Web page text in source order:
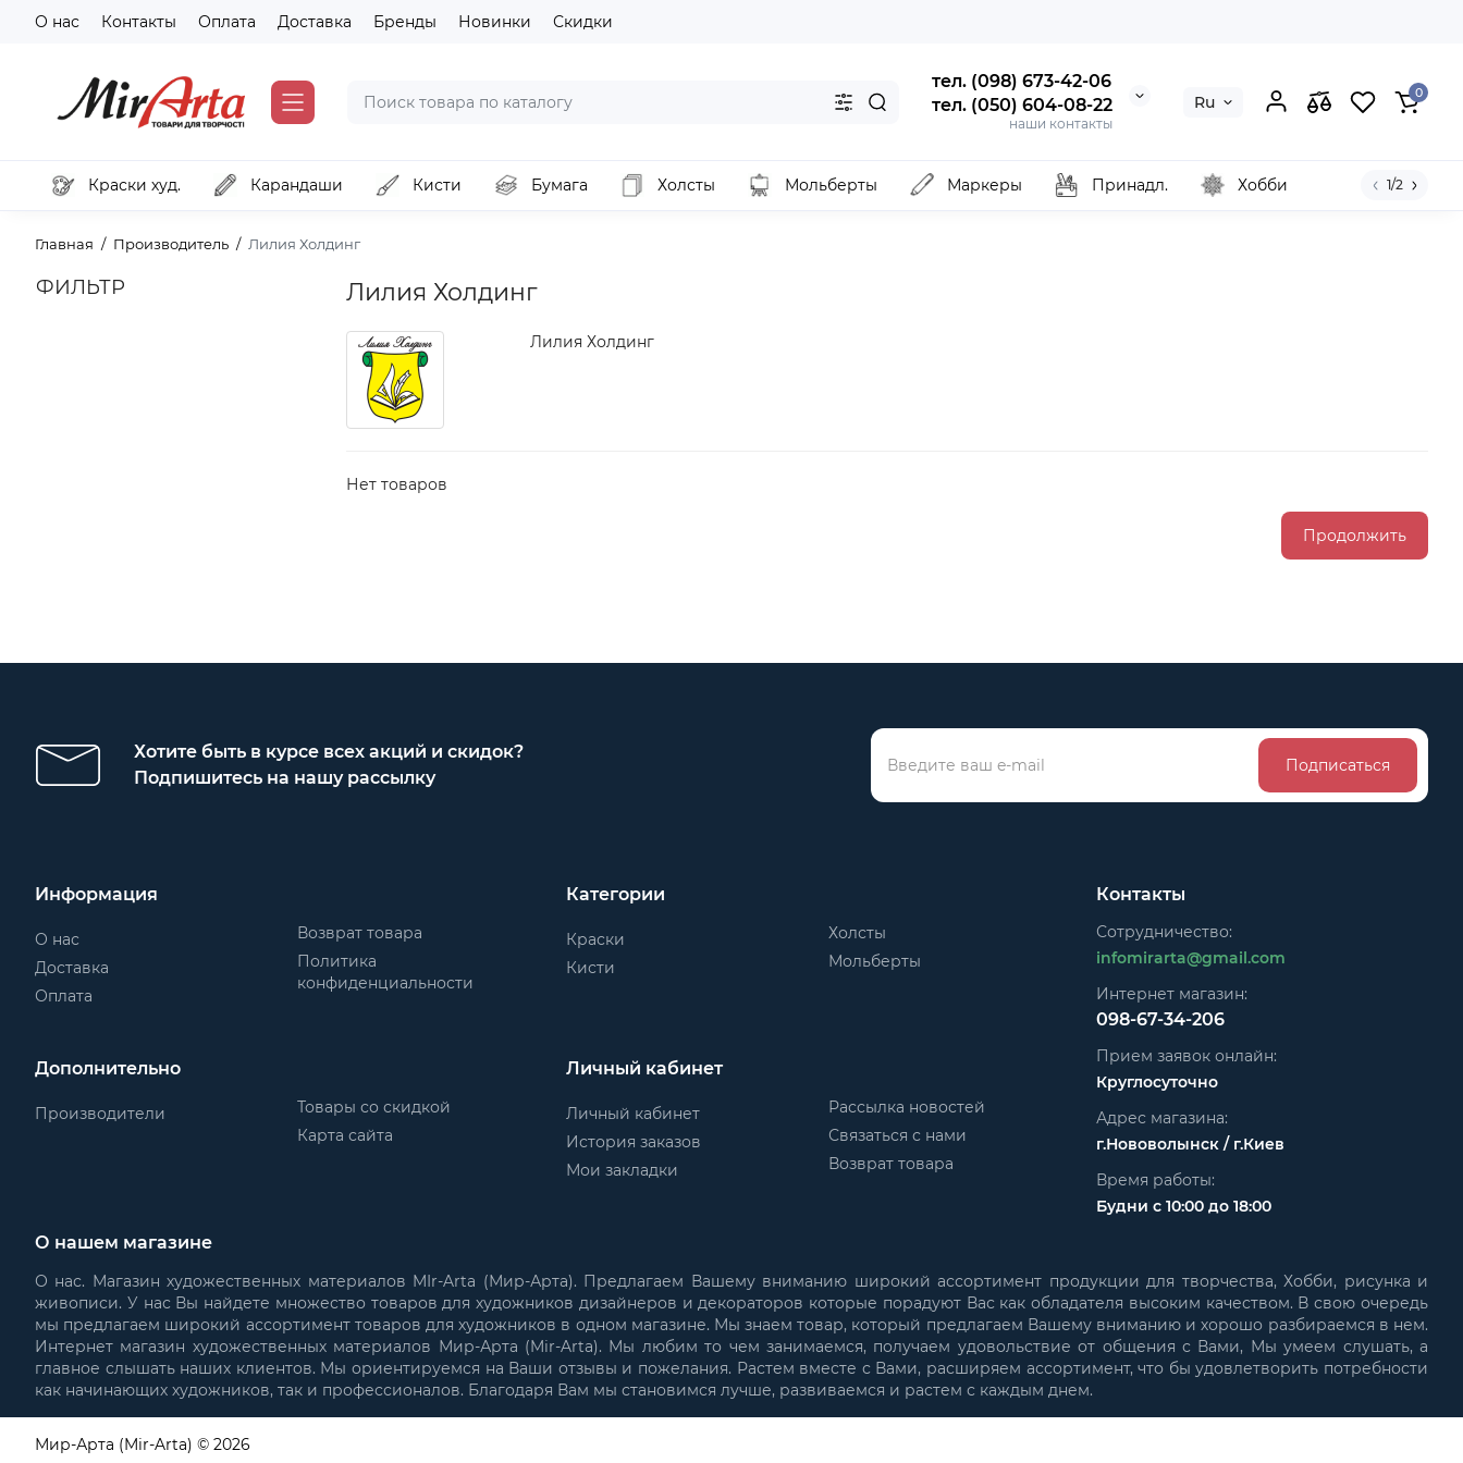
О нас Контакты Оплата Доставка Бренды Новинки Скидки
тел. (098) 673-42-06
тел. (050) 604-08-22
наши контакты
Ru 0
Краски худ. Карандаши Кисти Бумага Холсты Мольберты Маркеры Принадл. Хобби 1/2
Главная Производитель Лилия Холдинг
ФИЛЬТР Лилия Холдинг
Лилия Холдинг
Нет товаров
Продолжить
Хотите быть в курсе всех акций и скидок?
Подпишитесь на нашу рассылку
Подписаться
Информация
О нас
Доставка
Оплата
Возврат товара
Политика
конфиденциальности
Категории
Краски
Кисти
Холсты
Мольберты
Дополнительно
Производители
Товары со скидкой
Карта сайта
Личный кабинет
Личный кабинет
История заказов
Мои закладки
Рассылка новостей
Связаться с нами
Возврат товара
Контакты
Сотрудничество:
infomirarta@gmail.com
Интернет магазин:
098-67-34-206
Прием заявок онлайн:
Круглосуточно
Адрес магазина:
г.Нововолынск / г.Киев
Время работы:
Будни с 10:00 до 18:00
О нашем магазине
О нас. Магазин художественных материалов MIr-Arta (Мир-Арта). Предлагаем Вашему вниманию широкий ассортимент продукции для творчества, Хобби, рисунка и
живописи. У нас Вы найдете множество товаров для художников дизайнеров и декораторов которые порадуют Вас как обладателя высоким качеством. В свою очередь
мы предлагаем широкий ассортимент товаров для художников в одном магазине. Мы знаем товар, который предлагаем Вашему вниманию и хорошо разбираемся в нем.
Интернет магазин художественных материалов Мир-Арта (Mir-Arta). Мы любим то чем занимаемся, получаем удовольствие от общения с Вами, Мы умеем слушать, а
главное слышать наших клиентов. Мы ориентируемся на Ваши отзывы и пожелания. Растем вместе с Вами, расширяем ассортимент, что бы удовлетворить потребности
как начинающих художников, так и профессионалов. Благодаря Вам мы становимся лучше, развиваемся и растем с каждым днем.
Мир-Арта (Mir-Arta) © 2026